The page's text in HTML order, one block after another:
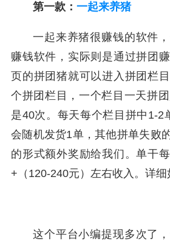
第一款： 一起来养猪
一起来养猪很赚钱的软件
赚钱软件，实际则是通过拼团
页的拼团猪就可以进入拼团栏
个拼团栏目，一个栏目一天拼
是40次。每天每个栏目拼中1-2
会随机发货1单，其他拼单失败
的形式额外奖励给我们。单干
+（120-240元）左右收入。详细
这个平台小编提现多次了